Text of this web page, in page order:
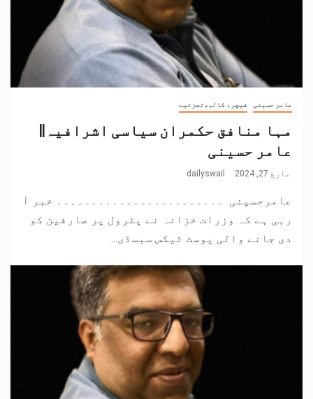
عامر حسینی فیچر، کالم،تجزئیے
مہا منافق حکمران سیاسی اشرافیہ||
عامر حسینی
مارچ 27, 2024 dailyswail
عامرحسینی ۔۔۔۔۔۔۔۔۔۔۔۔۔۔۔۔۔۔۔۔۔۔۔۔ خبر آ
رہی ہے کہ وزرات خزانہ نے پٹرول پر صارفین کو
دی جانے والی پوسٹ ٹیکس سبسڈی...